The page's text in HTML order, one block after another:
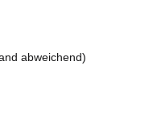
abweichend)